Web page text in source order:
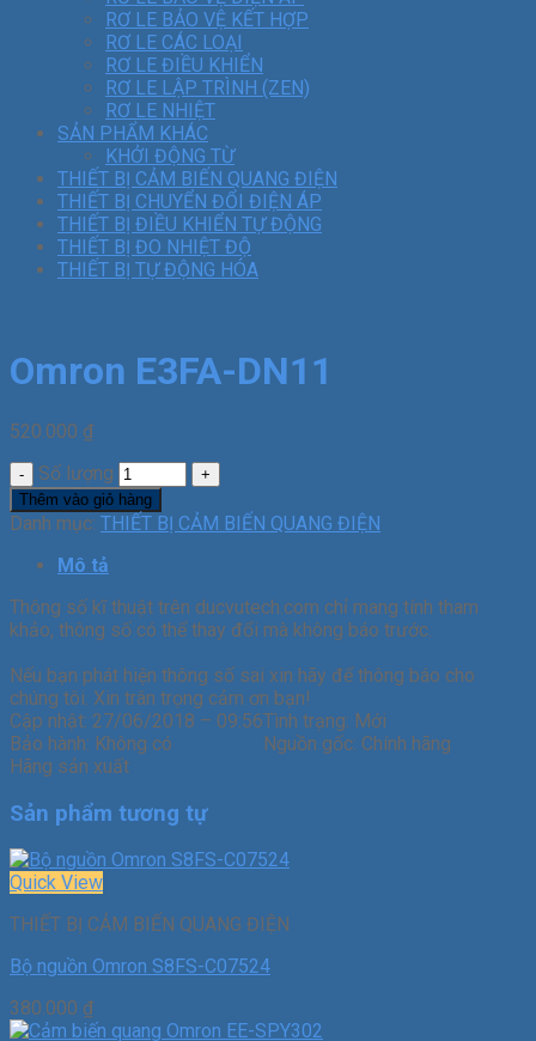
RƠ LE BẢO VỆ KẾT HỢP
RƠ LE CÁC LOẠI
RƠ LE ĐIỀU KHIỂN
RƠ LE LẬP TRÌNH (ZEN)
RƠ LE NHIỆT
SẢN PHẨM KHÁC
KHỞI ĐỘNG TỪ
THIẾT BỊ CẢM BIẾN QUANG ĐIỆN
THIẾT BỊ CHUYỂN ĐỔI ĐIỆN ÁP
THIẾT BỊ ĐIỀU KHIỂN TỰ ĐỘNG
THIẾT BỊ ĐO NHIỆT ĐỘ
THIẾT BỊ TỰ ĐỘNG HÓA
Omron E3FA-DN11
520.000 ₫
Số lượng
Thêm vào giỏ hàng
Danh mục: THIẾT BỊ CẢM BIẾN QUANG ĐIỆN
Mô tả
Thông số kĩ thuật trên ducvutech.com chỉ mang tính tham
khảo, thông số có thể thay đổi mà không báo trước.
Nếu bạn phát hiện thông số sai xin hãy để thông báo cho
chúng tôi. Xin trân trọng cảm ơn bạn!
Cập nhật: 27/06/2018 – 09:56Tình trạng: Mới
Bảo hành: Không có Nguồn gốc: Chính hãng
Hãng sản xuất
Sản phẩm tương tự
Quick View
THIẾT BỊ CẢM BIẾN QUANG ĐIỆN
Bộ nguồn Omron S8FS-C07524
380.000 ₫